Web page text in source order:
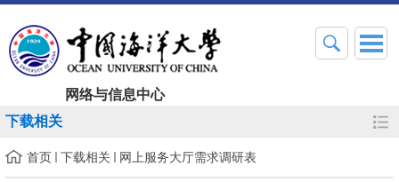
网络与信息中心
下载相关
首页 下载相关 网上服务大厅需求调研表